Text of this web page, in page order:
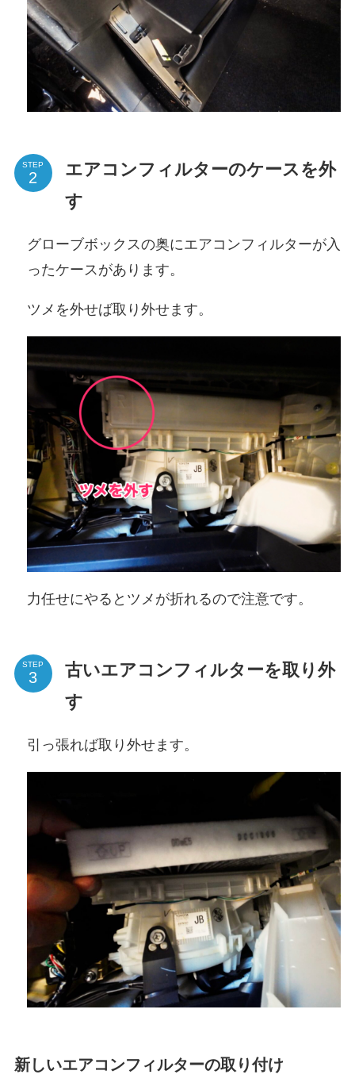
STEP
エアコンフィルターのケースを外
す
グローブボックスの奥にエアコンフィルターが入
ったケースがあります。
ツメを外せば取り外せます。
力任せにやるとツメが折れるので注意です。
STEP
古いエアコンフィルターを取り外
す
引っ張れば取り外せます。
新しいエアコンフィルターの取り付け